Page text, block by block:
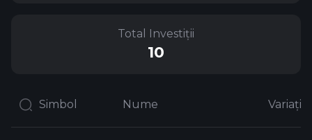
Total Investiții
10
Simbol Nume Variație